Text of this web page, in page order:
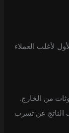
لأغلب العملاء
من الخارج.
الناتج عن تسرب